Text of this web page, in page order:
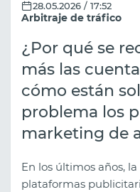
Arbitraje de tráfico
28.05.2026 / 17:52
¿Por qué se
más las
cómo están
problema los
marketing de
En los últimos años,
plataformas